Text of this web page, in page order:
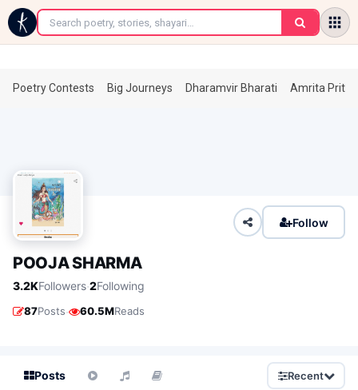
←
Poetry Contests Big Journeys Dharamvir Bharati Amrita
Follow
POOJA SHARMA
3.2KFollowers·2Following
87Posts· 60.5MReads
Posts Recent